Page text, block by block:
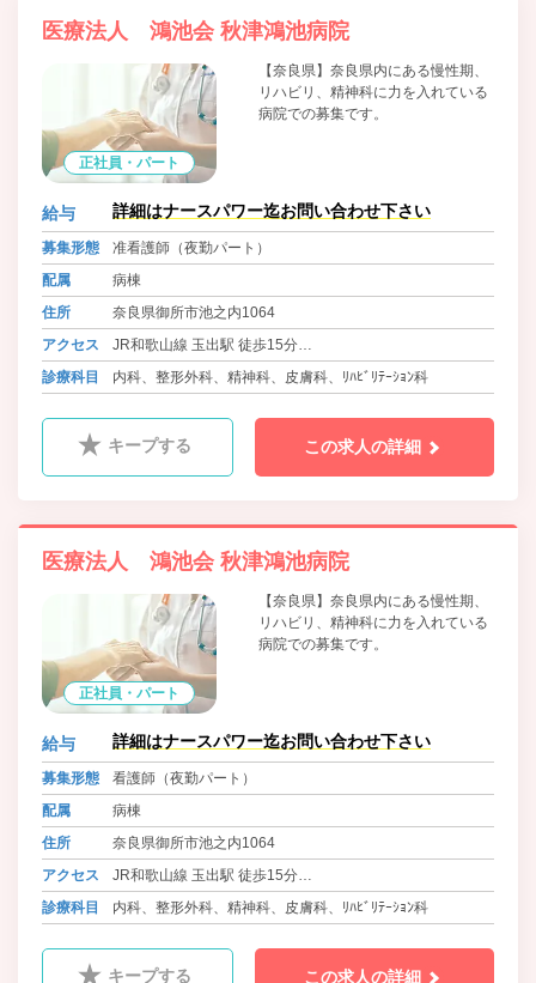
医療法人 鴻池会 秋津鴻池病院
正社員・パート
【奈良県】奈良県内にある慢性期、
リハビリ、精神科に力を入れている
病院での募集です。
給与 詳細はナースパワー迄お問い合わせ下さい
募集形態
准看護師（夜勤パート）
配属
病棟
住所
奈良県御所市池之内1064
アクセス
JR和歌山線 玉出駅 徒歩15分
近鉄南大阪線・長野線・道明寺線 橿原神宮前駅から全勤務
診療科目 内科、整形外科、精神科、皮膚科、ﾘﾊﾋﾞﾘﾃｰｼｮﾝ科
キープする この求人の詳細
医療法人 鴻池会 秋津鴻池病院
正社員・パート
【奈良県】奈良県内にある慢性期、
リハビリ、精神科に力を入れている
病院での募集です。
給与 詳細はナースパワー迄お問い合わせ下さい
募集形態
看護師（夜勤パート）
配属
病棟
住所
奈良県御所市池之内1064
アクセス
JR和歌山線 玉出駅 徒歩15分
近鉄南大阪線・長野線・道明寺線 橿原神宮前駅から全勤務
診療科目 内科、整形外科、精神科、皮膚科、ﾘﾊﾋﾞﾘﾃｰｼｮﾝ科
キープする この求人の詳細